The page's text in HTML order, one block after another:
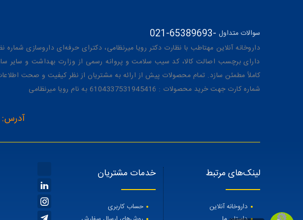
021-65389693 سوالات متداول -
داروخانه آنلاین مهتاطب با نظارت دکتر رویا میرنظامی، دکترای حرفه‌ای داروسازی شماره نظام پزشکی: د-
دارای برچسب اصالت کالا، کد سیب سلامت و پروانه رسمی از وزارت بهداشت و سایر
کاملاً مطمئن سازد. تمام محصولات پیش از ارائه به مشتریان از نظر کیفیت و صحت
شماره کارت جهت خرید محصولات : 6104337531945416 به نام رویا میرنظامی
آدرس:
لینک‌های مرتبط
داروخانه آنلاین
خدمات مشتریان
حساب کاربری